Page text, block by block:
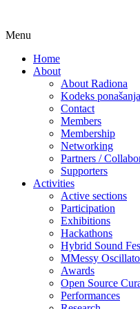
Radiona
Udruga za
Association for
yourself'
Menu
content
Home
About
About Radiona
Kodeks
Contact
Members
Membership
Networking
Partners /
Supporters
Activities
Active sections
Participation
Exhibitions
Hackathons
Hybrid Sound
MMessy
Awards
Open Source
Performances